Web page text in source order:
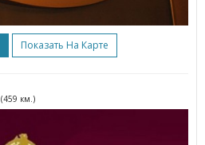
Показать На Карте
(459 км.)